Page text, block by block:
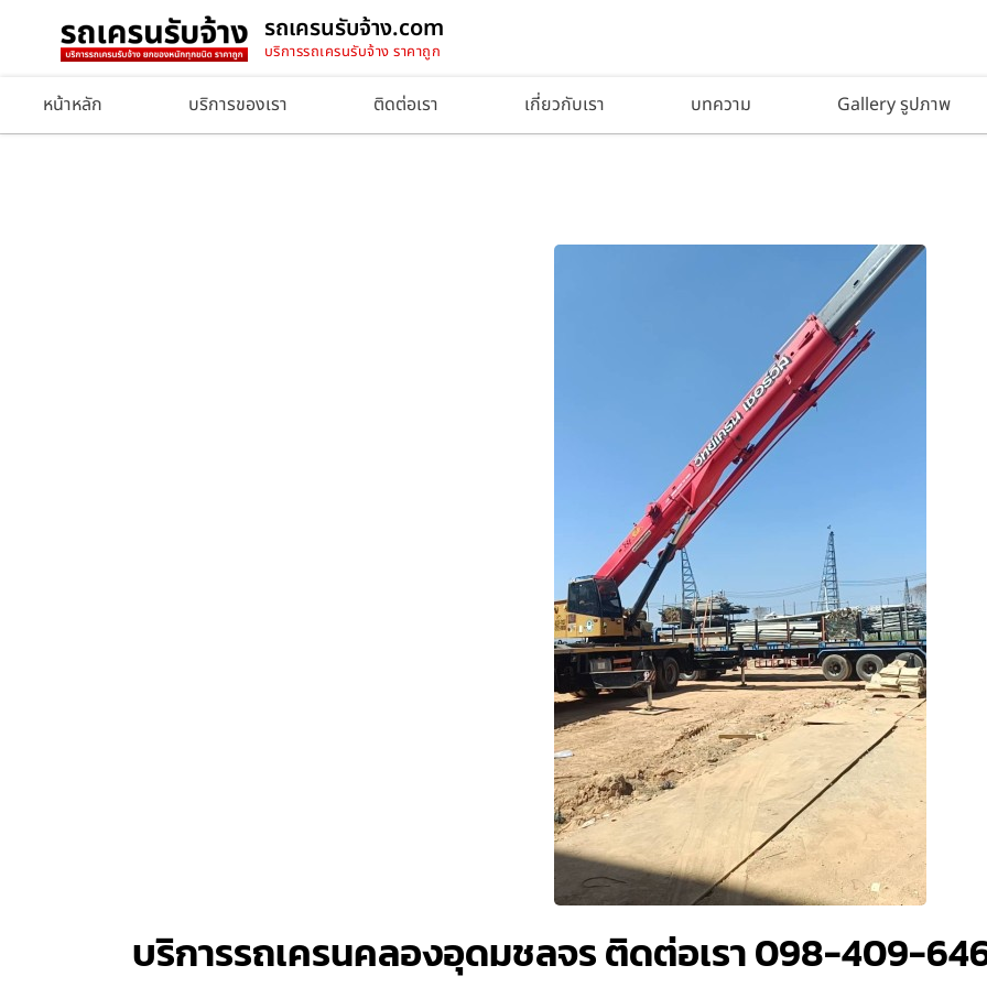
รถเครนรับจ้าง.com
บริการรถเครนรับจ้าง ราคาถูก
หน้าหลัก บริการของเรา ติดต่อเรา เกี่ยวกับเรา บทความ Gallery รูปภาพ
บริการรถเครนคลองอุดมชลจร ติดต่อเรา 098-409-